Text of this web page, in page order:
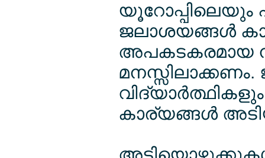
യൂറോപ്പിലെയും
ജലാശയങ്ങള്‍
അപകടകരമായ
മനസ്സിലാക്കണം.
കാര്യങ്ങള്‍